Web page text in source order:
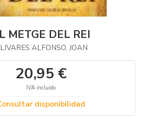
METGE DEL REI
ALFONSO, JOAN
20,95 €
IVA incluido
disponibilidad